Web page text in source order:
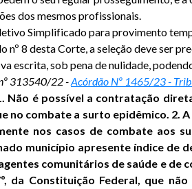
dos mesmos profissionais.
Simplificado para provimento
nº 8 desta Corte, a seleção deve ser
escrita, sob pena de nulidade,
313540/22 -Acórdão Nº 1465/23 -
Não é possível a contratação
no combate a surto epidêmico.
nos casos de combate aos
município apresente índice de
comunitários de saúde e
da Constituição Federal, que